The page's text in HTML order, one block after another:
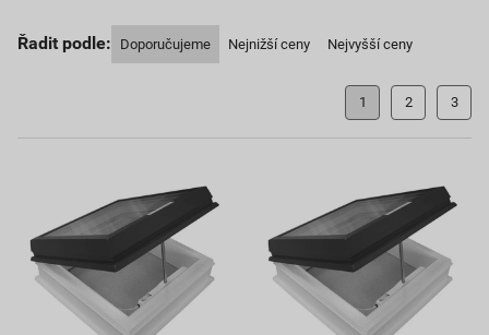
Řadit podle: Doporučujeme Nejnižší ceny Nejvyšší ceny
1 2 3